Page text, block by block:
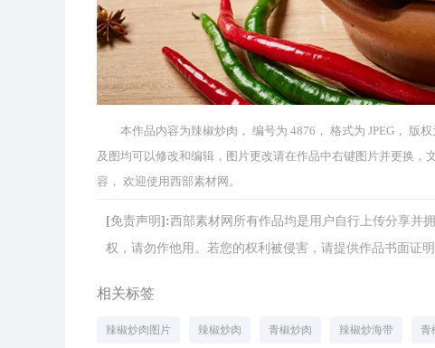
本作品内容为辣椒炒肉， 编号为 4876， 格式为 JPEG， 版
及图均可以修改和编辑，图片更改请在作品中右键图片并更换
容， 欢迎使用西部素材网。
[免责声明]:西部素材网所有作品均是用户自行上传分享并
权，请勿作他用。若您的权利被侵害，请提供作品书面证
相关标签
辣椒炒肉图片 辣椒炒肉 青椒炒肉 辣椒炒海带 青